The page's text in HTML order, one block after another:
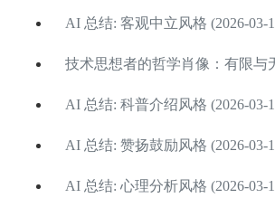
AI 总结: 客观中立风格 (2026-03-
技术思想者的哲学肖像：有限与
AI 总结: 科普介绍风格 (2026-03-
AI 总结: 赞扬鼓励风格 (2026-03-
AI 总结: 心理分析风格 (2026-03-